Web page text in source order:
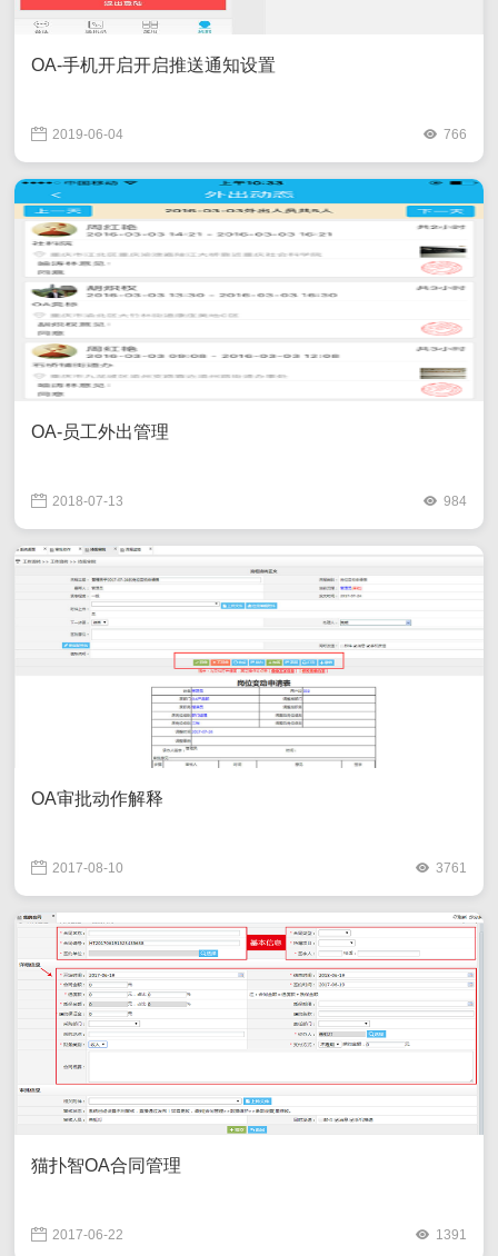
OA-手机开启开启推送通知设置
2019-06-04 766
OA-员工外出管理
2018-07-13 984
OA审批动作解释
2017-08-10 3761
猫扑智OA合同管理
2017-06-22 1391